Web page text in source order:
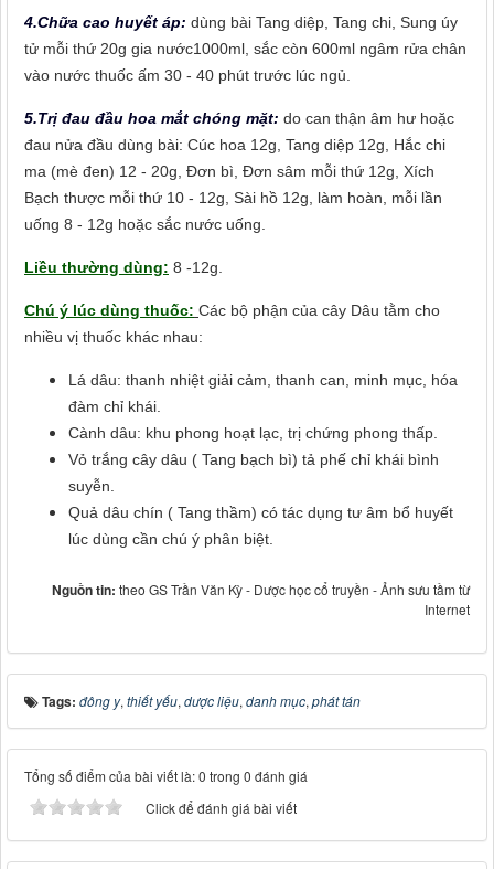
4.Chữa cao huyết áp: dùng bài Tang diệp, Tang chi, Sung úy
tử mỗi thứ 20g gia nước1000ml, sắc còn 600ml ngâm rửa chân
vào nước thuốc ấm 30 - 40 phút trước lúc ngủ.
5.Trị đau đầu hoa mắt chóng mặt: do can thận âm hư hoặc
đau nửa đầu dùng bài: Cúc hoa 12g, Tang diệp 12g, Hắc chi
ma (mè đen) 12 - 20g, Đơn bì, Đơn sâm mỗi thứ 12g, Xích
Bạch thược mỗi thứ 10 - 12g, Sài hồ 12g, làm hoàn, mỗi lần
uống 8 - 12g hoặc sắc nước uống.
Liều thường dùng: 8 -12g.
Chú ý lúc dùng thuốc: Các bộ phận của cây Dâu tằm cho
nhiều vị thuốc khác nhau:
Lá dâu: thanh nhiệt giải cảm, thanh can, minh mục, hóa
đàm chỉ khái.
Cành dâu: khu phong hoạt lạc, trị chứng phong thấp.
Vỏ trắng cây dâu ( Tang bạch bì) tả phế chỉ khái bình
suyễn.
Quả dâu chín ( Tang thầm) có tác dụng tư âm bổ huyết
lúc dùng cần chú ý phân biệt.
Nguồn tin: theo GS Trần Văn Kỳ - Dược học cổ truyền - Ảnh sưu tầm từ
Internet
Tags: đông y, thiết yếu, dược liệu, danh mục, phát tán
Tổng số điểm của bài viết là: 0 trong 0 đánh giá
Click để đánh giá bài viết